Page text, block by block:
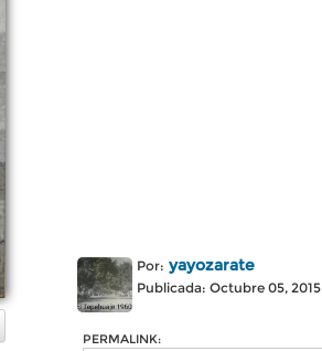
Por: yayozarate
Publicada: Octubre 05, 2015
PERMALINK: